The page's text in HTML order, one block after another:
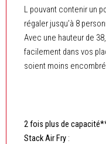
L pouvant contenir un
régaler jusqu’à 8
Avec une hauteur de
facilement dans vos
soient moins
2 fois plus de
Stack Air Fry :